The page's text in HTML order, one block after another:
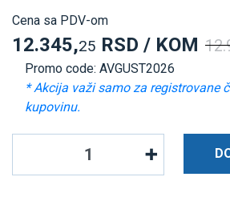
Cena sa PDV-om
12.345,25 RSD / KOM
Promo code: AVGUST2026
* Akcija važi samo za registrovane
kupovinu.